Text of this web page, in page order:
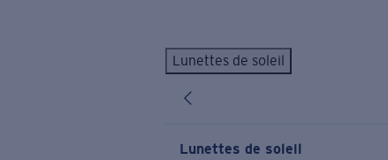
Lunettes de soleil
Lunettes de soleil
LES PLUS RECHERCHÉS
Lunettes de soleil personnalisées